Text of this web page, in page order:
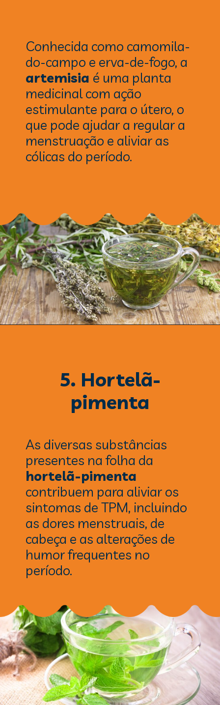
Conhecida como camomila-
do-campo e erva-de-fogo, a
artemisia é uma planta
medicinal com ação
estimulante para o útero, o
que pode ajudar a regular a
menstruação e aliviar as
cólicas do período.
5. Hortelã-
pimenta
As diversas substâncias
presentes na folha da
hortelã-pimenta
contribuem para aliviar os
sintomas de TPM, incluindo
as dores menstruais, de
cabeça e as alterações de
humor frequentes no
período.